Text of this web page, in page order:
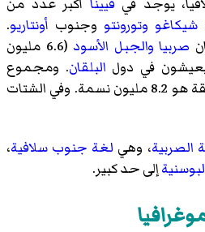
فيينا أكبر عدد من
شيكاغو وتورونتو وجنوب أونتاريو.
صربيا والجبل الأسود
(6.6 مليون
البلقان. ومجموع
الصرب في يوغوسلافيا السابقة هو 8.2 مليون نسمة. وفي الشتات
الصربية، وهي لغة جنوب سلافية،
إلى حد كبير.